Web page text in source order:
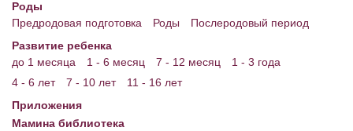
Роды
Предродовая подготовка
Роды
Послеродовый период
Развитие ребенка
до 1 месяца
1 - 6 месяц 7 - 12 месяц
1 - 3 года
4 - 6 лет
7 - 10 лет
11 - 16 лет
Приложения
Мамина библиотека